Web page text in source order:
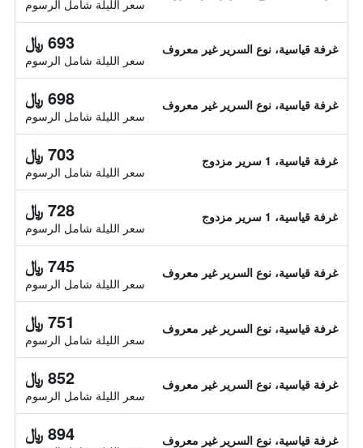
سعر الليلة شامل الرسوم
غرفة قياسية، نوع السرير غير معروف 693 ﷼
سعر الليلة شامل الرسوم
غرفة قياسية، نوع السرير غير معروف 698 ﷼
سعر الليلة شامل الرسوم
غرفة قياسية، 1 سرير مزدوج 703 ﷼
سعر الليلة شامل الرسوم
غرفة قياسية، 1 سرير مزدوج 728 ﷼
سعر الليلة شامل الرسوم
غرفة قياسية، نوع السرير غير معروف 745 ﷼
سعر الليلة شامل الرسوم
غرفة قياسية، نوع السرير غير معروف 751 ﷼
سعر الليلة شامل الرسوم
غرفة قياسية، نوع السرير غير معروف 852 ﷼
سعر الليلة شامل الرسوم
غرفة قياسية، نوع السرير غير معروف 894 ﷼